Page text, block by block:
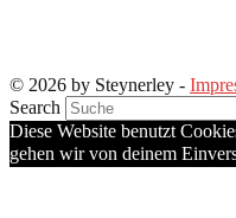
© 2026 by Steynerley -
Search
Diese Website benutzt
gehen wir von deinem